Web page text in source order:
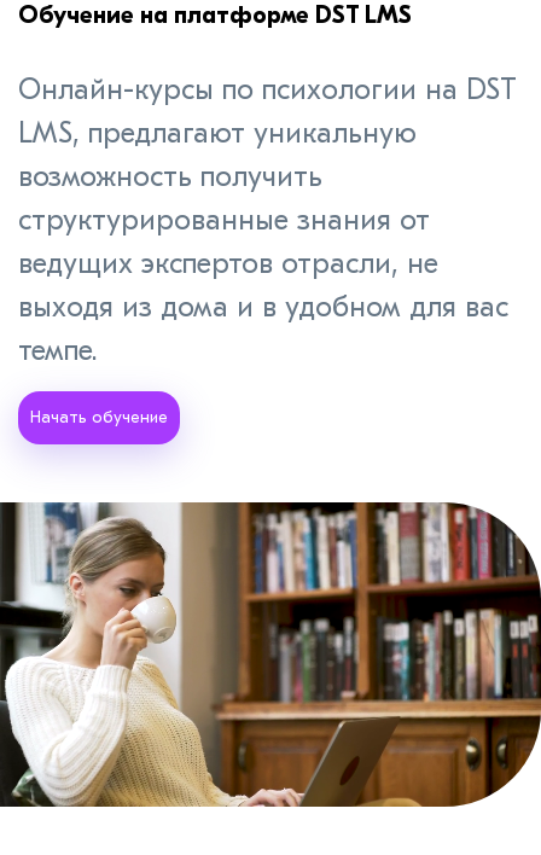
Обучение на платформе DST LMS
Онлайн-курсы по психологии на DST
LMS, предлагают уникальную
возможность получить
структурированные знания от
ведущих экспертов отрасли, не
выходя из дома и в удобном для вас
темпе.
Начать обучение